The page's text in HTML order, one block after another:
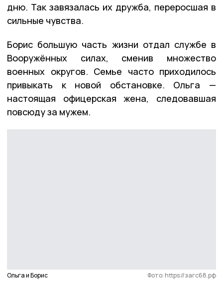
дню. Так завязалась их дружба, переросшая в
сильные чувства.
Борис большую часть жизни отдал службе в
Вооружённых силах, сменив множество
военных округов. Семье часто приходилось
привыкать к новой обстановке. Ольга —
настоящая офицерская жена, следовавшая
повсюду за мужем.
Ольга и Борис Фото: https://загс68.рф